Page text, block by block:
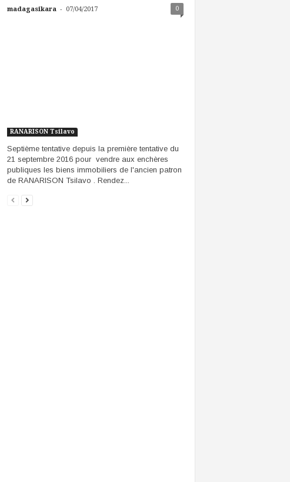
madagasikara - 07/04/2017 0
RANARISON Tsilavo
Septième tentative depuis la première tentative du
21 septembre 2016 pour vendre aux enchères
publiques les biens immobiliers de l'ancien patron
de RANARISON Tsilavo . Rendez...